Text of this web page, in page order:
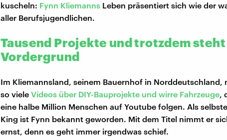
kuscheln: Fynn Kliemanns Leben präsentiert sich wie der
aller Berufsjugendlichen.
Tausend Projekte und trotzdem steht
Vordergrund
Im Kliemannsland, seinem Bauernhof in Norddeutschland,
so viele Videos über DIY-Bauprojekte und wirre Fahrzeuge,
eine halbe Million Menschen auf Youtube folgen. Als
King ist Fynn bekannt geworden. Mit dem Titel nimmt er
ernst, denn es geht immer irgendwas schief.